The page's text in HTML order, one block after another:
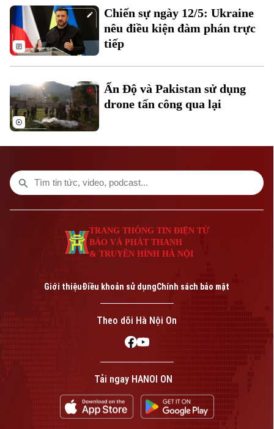
Tòa soạn
0865.116.699 (hotline)
Tòa soạn
0865.116.699
phép số: Số 63/GP-TTDT, cấp ngày 10/05/2023
TRANG THÔNG TIN ĐIỆN TỬ
CỦA CƠ QUAN BÁO VÀ PHÁT THANH TRUYỀN HÌNH HÀ NỘI
Số 3-5 Huỳnh Thúc Kháng-Phường Láng-Hà Nội
Chiến sự ngày 12/5: Ukraine
nêu điều kiện đàm phán trực
tiếp
Ấn Độ và Pakistan sử dụng
drone tấn công qua lại
TRANG THÔNG TIN ĐIỆN TỬ
BÁO VÀ PHÁT THANH
& TRUYỀN HÌNH HÀ NỘI
Giới thiệuĐiều khoản sử dụngChính sách bảo mật
Theo dõi Hà Nội On
Tải ngay HANOI ON